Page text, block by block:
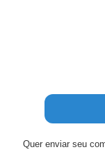
Quer enviar seu